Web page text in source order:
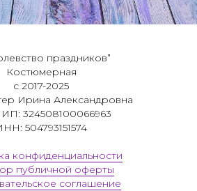
праздников”
Костюмерная
с 2017-2025
Ирина Александровна
324508100066963
504793151574
конфиденциальности
публичной оферты
соглашение